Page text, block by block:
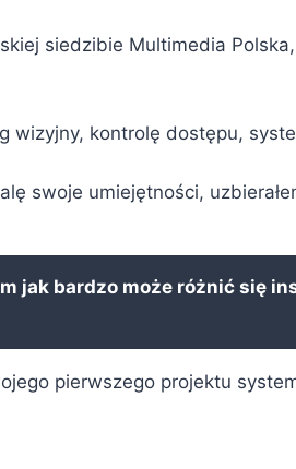
siedzibie Multimedia
wizyjny, kontrolę dostępu,
swoje umiejętności,
jak bardzo może różnić się
pierwszego projektu